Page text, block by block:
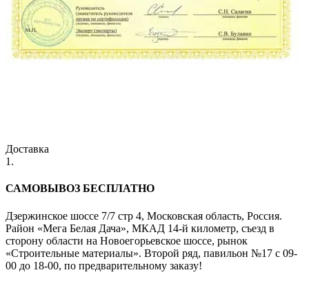
Доставка
1.
САМОВЫВОЗ БЕСПЛАТНО
Дзержинское шоссе 7/7 стр 4, Московская область, Россия.
Район «Мега Белая Дача», МКАД 14-й километр, съезд в
сторону области на Новоегорьевское шоссе, рынок
«Строительные материалы». Второй ряд, павильон №17 с 09-
00 до 18-00, по предварительному заказу!